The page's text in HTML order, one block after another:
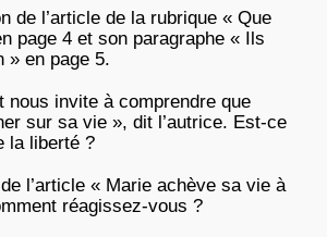
de l’article de la rubrique « Que
page 4 et son paragraphe « Ils
» en page 5.
nous invite à comprendre que
sur sa vie », dit l’autrice. Est-ce
la liberté ?
l’article « Marie achève sa vie à
réagissez-vous ?